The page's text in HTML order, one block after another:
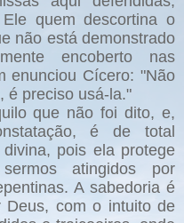
quem descortina o
não está demonstrado
encoberto nas
enunciou Cícero: "Não
é preciso usá-la."
que não foi dito, e,
é de total
pois ela protege
atingidos por
A sabedoria é
Deus, com o intuito de